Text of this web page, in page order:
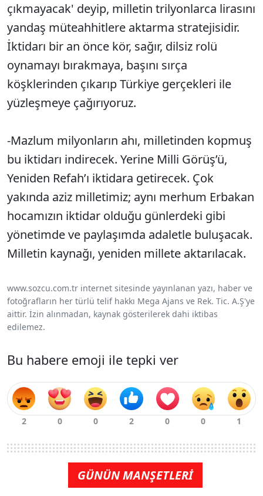
çıkmayacak' deyip, milletin trilyonlarca lirasını
yandaş müteahhitlere aktarma stratejisidir.
İktidarı bir an önce kör, sağır, dilsiz rolü
oynamayı bırakmaya, başını sırça
köşklerinden çıkarıp Türkiye gerçekleri ile
yüzleşmeye çağırıyoruz.
-Mazlum milyonların ahı, milletinden kopmuş
bu iktidarı indirecek. Yerine Milli Görüş’ü,
Yeniden Refah’ı iktidara getirecek. Çok
yakında aziz milletimiz; aynı merhum Erbakan
hocamızın iktidar olduğu günlerdeki gibi
yönetimde ve paylaşımda adaletle buluşacak.
Milletin kaynağı, yeniden millete aktarılacak.
www.sozcu.com.tr internet sitesinde yayınlanan yazı, haber ve
fotoğrafların her türlü telif hakkı Mega Ajans ve Rek. Tic. A.Ş'ye
aittir. İzin alınmadan, kaynak gösterilerek dahi iktibas
edilemez.
Bu habere emoji ile tepki ver
GÜNÜN MANŞETLERİ